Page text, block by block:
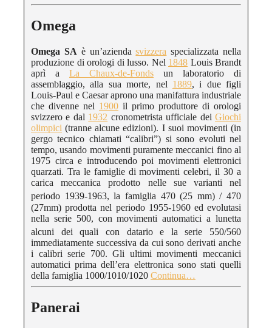
Omega
Omega SA è un’aziendasvizzera specializzata nella
produzione di orologi di lusso. Nel 1848 Louis Brandt
aprì a La Chaux-de-Fonds un laboratorio di
assemblaggio, alla sua morte, nel 1889, i due figli
Louis-Paul e Caesar aprono una manifattura industriale
che divenne nel 1900 il primo produttore di orologi
svizzero e dal 1932 cronometrista ufficiale deiGiochi
olimpici (tranne alcune edizioni). I suoi movimenti (in
gergo tecnico chiamati “calibri”) si sono evoluti nel
tempo, usando movimenti puramente meccanici fino al
1975 circa e introducendo poi movimenti elettronici
quarzati. Tra le famiglie di movimenti celebri, il 30 a
carica meccanica prodotto nelle sue varianti nel
periodo 1939-1963, la famiglia 470 (25 mm) / 470
(27mm) prodotta nel periodo 1955-1960 ed evolutasi
nella serie 500, con movimenti automatici a lunetta
alcuni dei quali con datarioe la serie 550/560
immediatamente successiva da cui sono derivati anche
i calibri serie 700. Gli ultimi movimenti meccanici
automatici prima dell’era elettronica sono stati quelli
della famiglia 1000/1010/1020 Continua…
Panerai